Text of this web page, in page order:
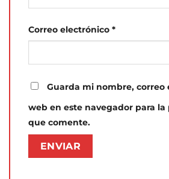
Correo electrónico *
Guarda mi nombre, correo
web en este navegador para la
que comente.